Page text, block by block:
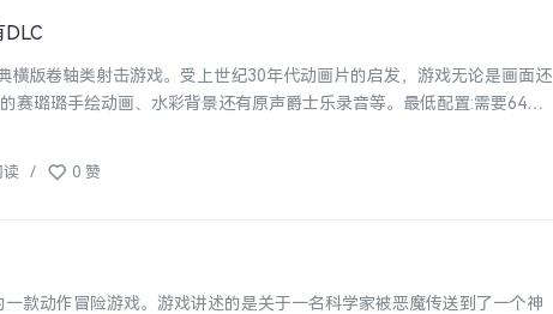
DLC
横版卷轴类射击游戏。受上世纪30年代动画片的启发，游戏无论是画面还
赛璐璐手绘动画、水彩背景还有原声爵士乐录音等。最低配置:需要64位
读 / 0 赞
款动作冒险游戏。游戏讲述的是关于一名科学家被恶魔传送到了一个神